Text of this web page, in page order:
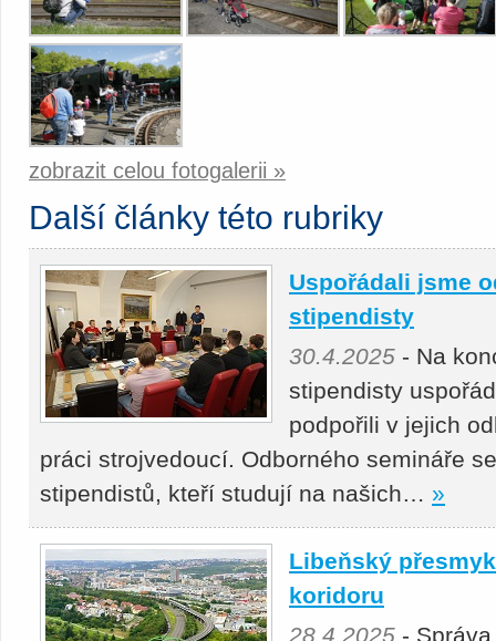
zobrazit celou fotogalerii »
Další články této rubriky
Uspořádali jsme
stipendisty
30.4.2025 - Na
stipendisty
podpořili v jejich
práci strojvedoucí. Odborného semináře
stipendistů, kteří studují na našich… »
Libeňský
koridoru
28.4.2025 -